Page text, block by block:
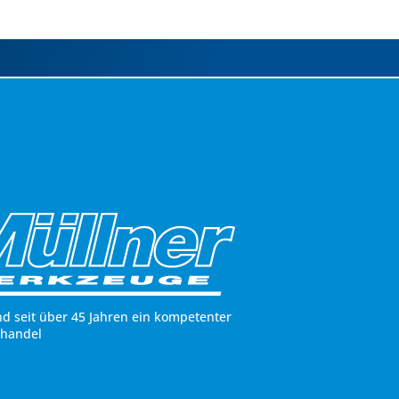
seit über 45 Jahren ein kompetenter